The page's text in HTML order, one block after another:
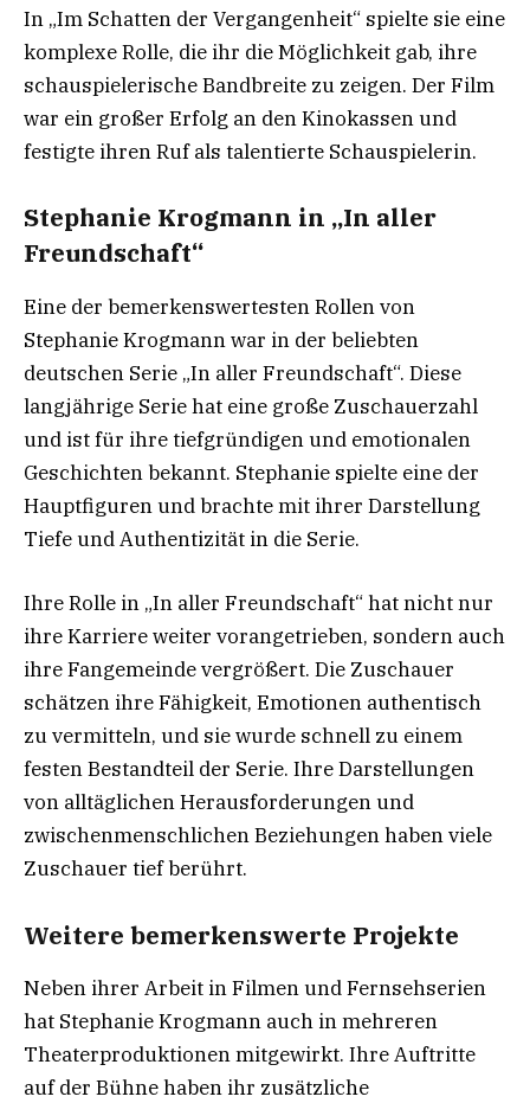
In „Im Schatten der Vergangenheit“ spielte sie eine
komplexe Rolle, die ihr die Möglichkeit gab, ihre
schauspielerische Bandbreite zu zeigen. Der Film
war ein großer Erfolg an den Kinokassen und
festigte ihren Ruf als talentierte Schauspielerin.
Stephanie Krogmann in „In aller
Freundschaft“
Eine der bemerkenswertesten Rollen von
Stephanie Krogmann war in der beliebten
deutschen Serie „In aller Freundschaft“. Diese
langjährige Serie hat eine große Zuschauerzahl
und ist für ihre tiefgründigen und emotionalen
Geschichten bekannt. Stephanie spielte eine der
Hauptfiguren und brachte mit ihrer Darstellung
Tiefe und Authentizität in die Serie.
Ihre Rolle in „In aller Freundschaft“ hat nicht nur
ihre Karriere weiter vorangetrieben, sondern auch
ihre Fangemeinde vergrößert. Die Zuschauer
schätzen ihre Fähigkeit, Emotionen authentisch
zu vermitteln, und sie wurde schnell zu einem
festen Bestandteil der Serie. Ihre Darstellungen
von alltäglichen Herausforderungen und
zwischenmenschlichen Beziehungen haben viele
Zuschauer tief berührt.
Weitere bemerkenswerte Projekte
Neben ihrer Arbeit in Filmen und Fernsehserien
hat Stephanie Krogmann auch in mehreren
Theaterproduktionen mitgewirkt. Ihre Auftritte
auf der Bühne haben ihr zusätzliche